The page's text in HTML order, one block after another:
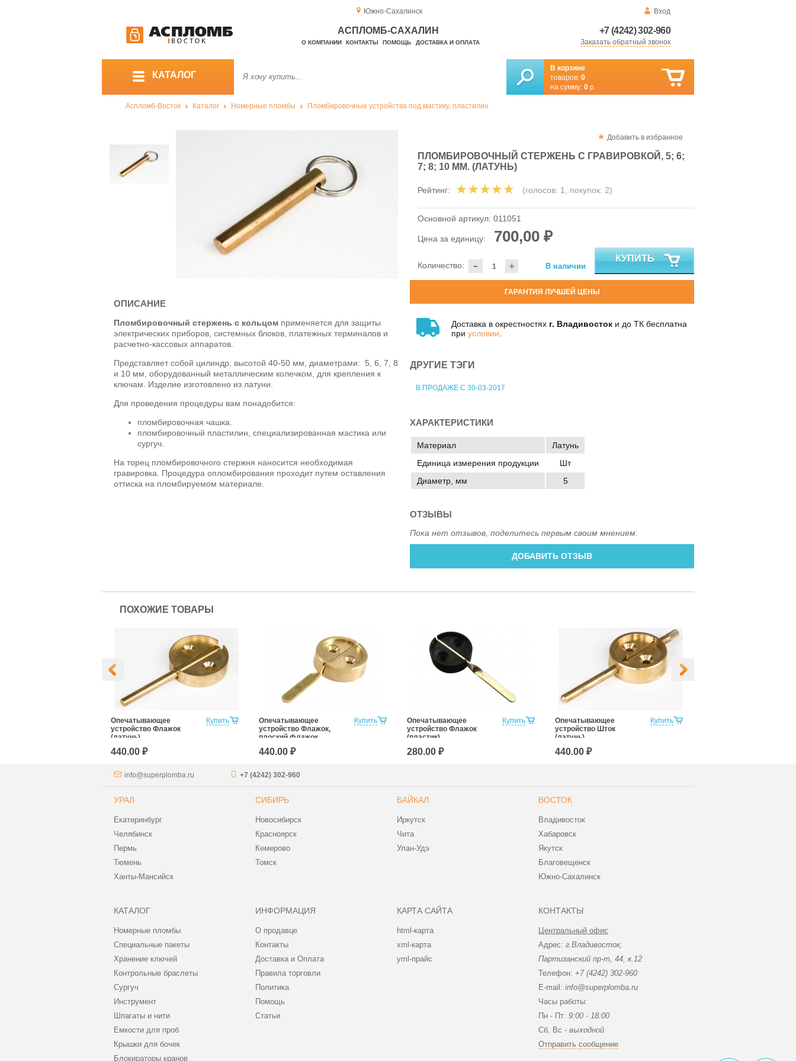
Южно-Сахалинск Вход
+7 (4242) 302-960
Заказать обратный звонок
АСПЛОМБ-САХАЛИН
О КОМПАНИИ КОНТАКТЫ ПОМОЩЬ ДОСТАВКА И ОПЛАТА
КАТАЛОГ
В корзине
товаров: 0
на сумму: 0 р.
Аспломб-Восток Каталог Номерные пломбы Пломбировочные устройства под мастику, пластилин
Добавить в избранное
ПЛОМБИРОВОЧНЫЙ СТЕРЖЕНЬ С ГРАВИРОВКОЙ, 5; 6;
7; 8; 10 ММ. (ЛАТУНЬ)
Рейтинг: (голосов: 1, покупок: 2)
Основной артикул: 011051
Цена за единицу: 700,00 ₽
- +
Количество: В наличии
КУПИТЬ
ГАРАНТИЯ ЛУЧШЕЙ ЦЕНЫ
Доставка в окрестностях г. Владивосток и до ТК бесплатна
при условии
ДРУГИЕ ТЭГИ
В ПРОДАЖЕ С 30-03-2017
ОПИСАНИЕ
Пломбировочный стержень с кольцом применяется для защиты
электрических приборов, системных блоков, платежных терминалов и
расчетно-кассовых аппаратов.
Представляет собой цилиндр, высотой 40-50 мм, диаметрами: 5, 6, 7, 8
и 10 мм, оборудованный металлическим колечком, для крепления к
ключам. Изделие изготовлено из латуни.
Для проведения процедуры вам понадобится:
пломбировочная чашка.
пломбировочный пластилин, специализированная мастика или
сургуч.
На торец пломбировочного стержня наносится необходимая
гравировка. Процедура опломбирования проходит путем оставления
оттиска на пломбируемом материале.
ХАРАКТЕРИСТИКИ
Материал
Латунь
Единица измерения продукции
Шт
Диаметр, мм
5
ОТЗЫВЫ
Пока нет отзывов, поделитесь первым своим мнением.
ДОБАВИТЬ ОТЗЫВ
ПОХОЖИЕ ТОВАРЫ
Купить
Опечатывающее
устройство Флажок
(латунь)
440.00 ₽
Купить
Опечатывающее
устройство Флажок,
плоский флажок
440.00 ₽
Купить
Опечатывающее
устройство Флажок
(пластик)
280.00 ₽
Купить
Опечатывающее
устройство Шток
(латунь)
440.00 ₽
info@superplomba.ru +7 (4242) 302-960
УРАЛ
Екатеринбург
Челябинск
Пермь
Тюмень
Ханты-Мансийск
СИБИРЬ
Новосибирск
Красноярск
Кемерово
Томск
БАЙКАЛ
Иркутск
Чита
Улан-Удэ
ВОСТОК
Владивосток
Хабаровск
Якутск
Благовещенск
Южно-Сахалинск
КАТАЛОГ
Номерные пломбы
Специальные пакеты
Хранение ключей
Контрольные браслеты
Сургуч
Инструмент
Шпагаты и нити
Емкости для проб
Крышки для бочек
Блокираторы кранов
ИНФОРМАЦИЯ
О продавце
Контакты
Доставка и Оплата
Правила торговли
Политика
Помощь
Статьи
КАРТА САЙТА
html-карта
xml-карта
yml-прайс
КОНТАКТЫ
Центральный офис
Адрес: г.Владивосток,
Партизанский пр-т, 44, к.12
Телефон: +7 (4242) 302-960
E-mail: info@superplomba.ru
Часы работы:
Пн - Пт: 9:00 - 18:00
Сб, Вc - выходной
Отправить сообщение